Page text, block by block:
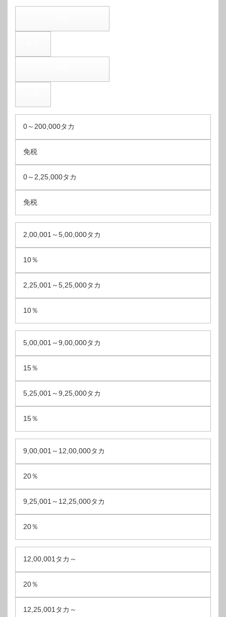
0～200,000タカ
免税
0～2,25,000タカ
免税
2,00,001～5,00,000タカ
10％
2,25,001～5,25,000タカ
10％
5,00,001～9,00,000タカ
15％
5,25,001～9,25,000タカ
15％
9,00,001～12,00,000タカ
20％
9,25,001～12,25,000タカ
20％
12,00,001タカ～
20％
12,25,001タカ～